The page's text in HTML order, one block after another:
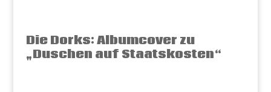
Die Dorks: Albumcover zu
„Duschen auf Staatskosten“